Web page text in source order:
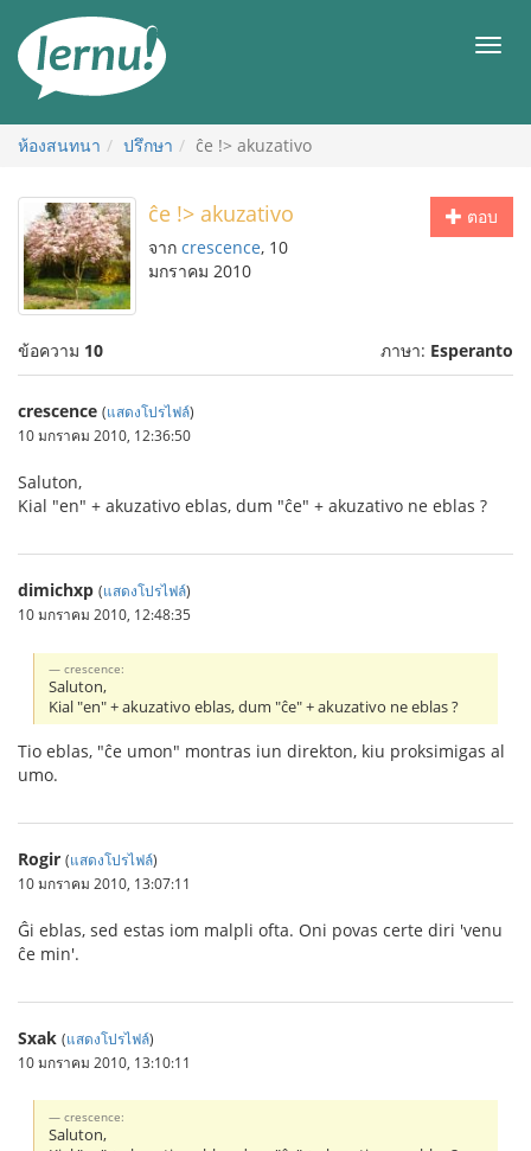
สารบัญ
เมนู
ห้องสนทนา ปรึกษา ĉe !> akuzativo
ตอบ
ĉe !> akuzativo
จาก crescence, 10
มกราคม 2010
ข้อความ 10 ภาษา: Esperanto
crescence (แสดงโปรไฟล์)
10 มกราคม 2010, 12:36:50
Saluton,
Kial "en" + akuzativo eblas, dum "ĉe" + akuzativo ne eblas ?
dimichxp (แสดงโปรไฟล์)
10 มกราคม 2010, 12:48:35
crescence:
Saluton,
Kial "en" + akuzativo eblas, dum "ĉe" + akuzativo ne eblas ?
Tio eblas, "ĉe umon" montras iun direkton, kiu proksimigas al
umo.
Rogir (แสดงโปรไฟล์)
10 มกราคม 2010, 13:07:11
Ĝi eblas, sed estas iom malpli ofta. Oni povas certe diri 'venu
ĉe min'.
Sxak (แสดงโปรไฟล์)
10 มกราคม 2010, 13:10:11
crescence:
Saluton,